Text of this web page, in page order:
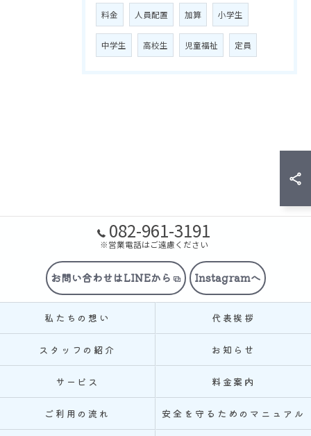
料金 人員配置 加算 小学生
中学生 高校生 児童福祉 定員
082-961-3191
※営業電話はご遠慮ください
お問い合わせはLINEから Instagramへ
私たちの想い 代表挨拶
スタッフの紹介 お知らせ
サービス 料金案内
ご利用の流れ 安全を守るためのマニュアル